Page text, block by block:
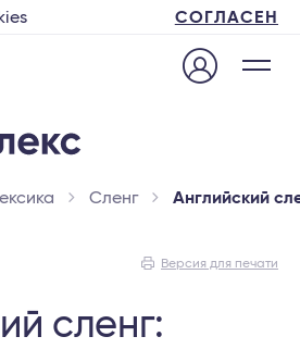
СОГЛАСЕН
Сленг Английский
Версия для печати
сленг: